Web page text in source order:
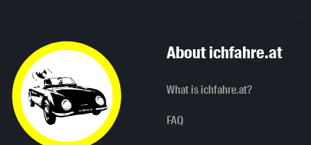
About ichfahre.at
What is ichfahre.at?
FAQ